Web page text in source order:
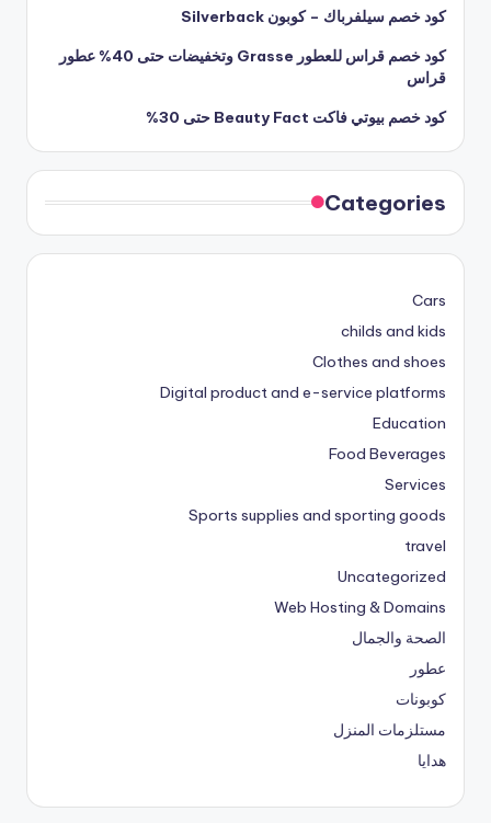
كود خصم سيلفرباك – كوبون Silverback
كود خصم قراس للعطور Grasse وتخفيضات حتى 40% عطور
قراس
كود خصم بيوتي فاكت Beauty Fact حتى 30%
Categories
Cars
childs and kids
Clothes and shoes
Digital product and e-service platforms
Education
Food Beverages
Services
Sports supplies and sporting goods
travel
Uncategorized
Web Hosting & Domains
الصحة والجمال
عطور
كوبونات
مستلزمات المنزل
هدايا